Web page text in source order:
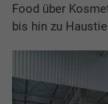
Food über
bis hin zu